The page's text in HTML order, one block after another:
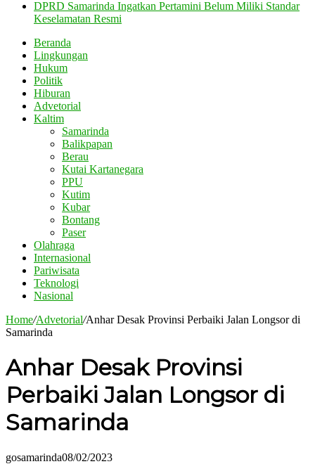
DPRD Samarinda Ingatkan Pertamini Belum Miliki Standar
Keselamatan Resmi
Beranda
Lingkungan
Hukum
Politik
Hiburan
Advetorial
Kaltim
Samarinda
Balikpapan
Berau
Kutai Kartanegara
PPU
Kutim
Kubar
Bontang
Paser
Olahraga
Internasional
Pariwisata
Teknologi
Nasional
Home/Advetorial/Anhar Desak Provinsi Perbaiki Jalan Longsor di
Samarinda
Anhar Desak Provinsi
Perbaiki Jalan Longsor di
Samarinda
gosamarinda08/02/2023